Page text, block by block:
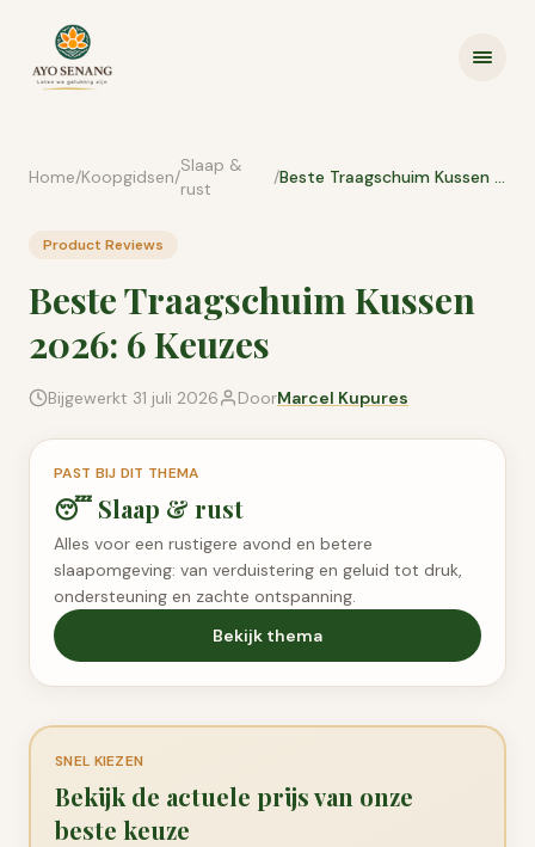
Home/Koopgidsen/
Slaap &
rust
/ Beste Traagschuim Kussen 2026: 6 Keuzes
Product Reviews
Beste Traagschuim Kussen
2026: 6 Keuzes
Bijgewerkt 31 juli 2026 DoorMarcel Kupures
PAST BIJ DIT THEMA
😴 Slaap & rust
Alles voor een rustigere avond en betere
slaapomgeving: van verduistering en geluid tot druk,
ondersteuning en zachte ontspanning.
Bekijk thema
SNEL KIEZEN
Bekijk de actuele prijs van onze
beste keuze